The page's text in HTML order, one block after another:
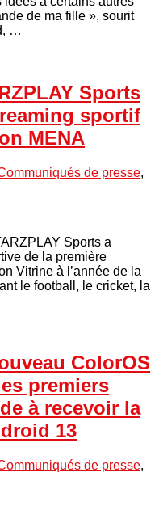
de ma fille », sourit
…
Sports
sportif
MENA
de presse,
Sports a
de la première
Vitrine à l’année de la
le football, le cricket, la
ColorOS
premiers
à recevoir la
13
de presse,